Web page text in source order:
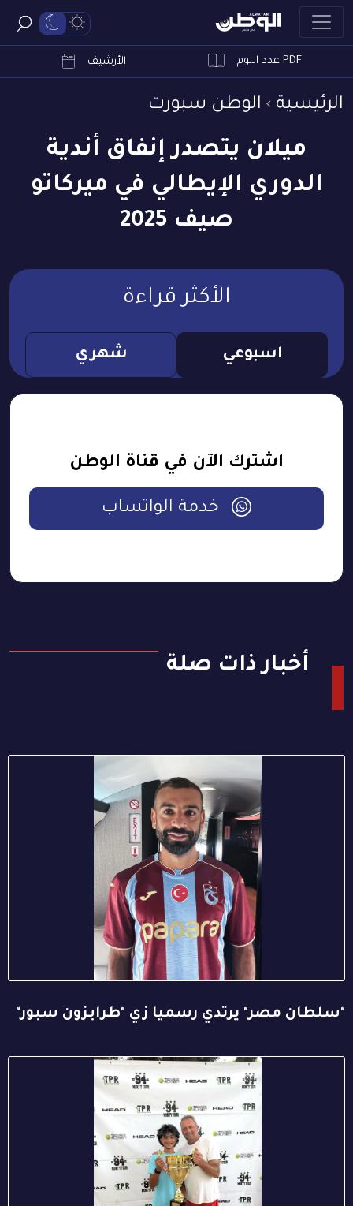
PDF عدد اليوم الأرشيف
الرئيسية الوطن سبورت
ميلان يتصدر إنفاق أندية
الدوري الإيطالي في ميركاتو
صيف 2025
الأكثر قراءة
اسبوعي شهري
اشترك الآن في قناة الوطن
خدمة الواتساب
أخبار ذات صلة
"سلطان مصر" يرتدي رسميا زي "طرابزون سبور"